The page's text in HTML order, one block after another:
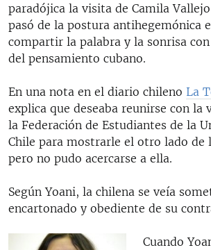
LA INVASIÓN DE RUSIA A UCRANIA
paradójica la visita de Camila Vallejo
pasó de la postura antihegemónica
compartir la palabra y la sonrisa
del pensamiento cubano.
En una nota en el diario chileno La
explica que deseaba reunirse con la
la Federación de Estudiantes de la
Chile para mostrarle el otro lado de
pero no pudo acercarse a ella.
Según Yoani, la chilena se veía
encartonado y obediente de su
Cuando